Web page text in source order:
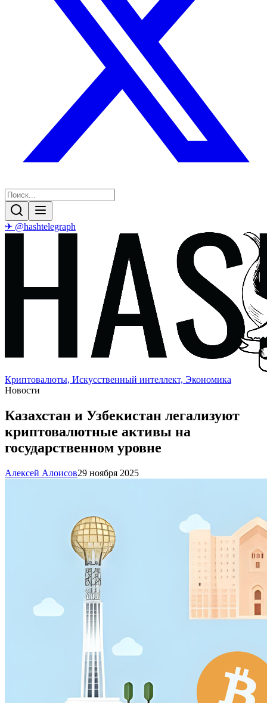
✈ @hashtelegraph
Криптовалюты, Искусственный интеллект, Экономика
Новости
Казахстан и Узбекистан легализуют
криптовалютные активы на
государственном уровне
Алексей Алоисов29 ноября 2025